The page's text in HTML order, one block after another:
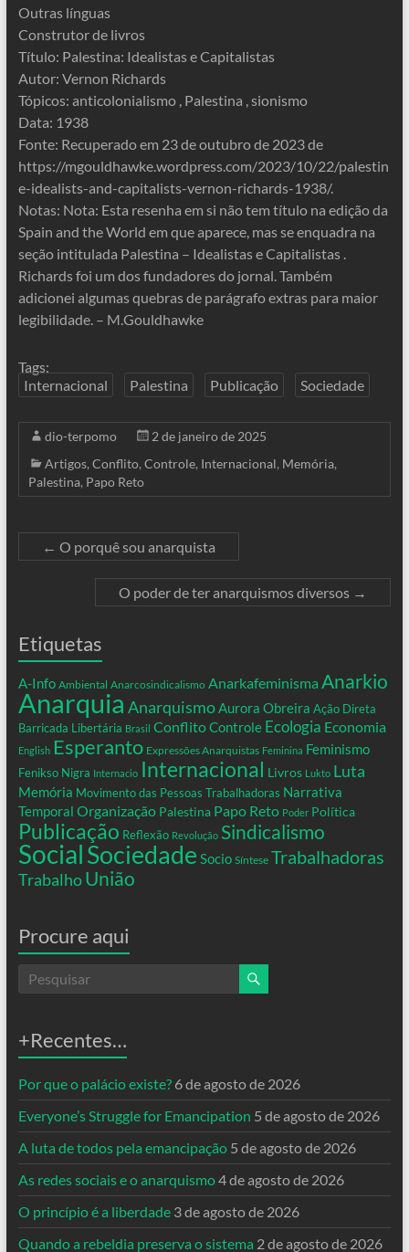
Outras línguas
Construtor de livros
Título: Palestina: Idealistas e Capitalistas
Autor: Vernon Richards
Tópicos: anticolonialismo , Palestina , sionismo
Data: 1938
Fonte: Recuperado em 23 de outubro de 2023 de
https://mgouldhawke.wordpress.com/2023/10/22/palestin
e-idealists-and-capitalists-vernon-richards-1938/.
Notas: Nota: Esta resenha em si não tem título na edição da
Spain and the World em que aparece, mas se enquadra na
seção intitulada Palestina – Idealistas e Capitalistas .
Richards foi um dos fundadores do jornal. Também
adicionei algumas quebras de parágrafo extras para maior
legibilidade. – M.Gouldhawke
Tags:
Internacional
Palestina Publicação Sociedade
dio-terpomo
2 de janeiro de 2025
Artigos, Conflito, Controle, Internacional, Memória,
Palestina, Papo Reto
← O porquê sou anarquista
O poder de ter anarquismos diversos →
Etiquetas
A-Info Ambiental Anarcosindicalismo Anarkafeminisma Anarkio
Anarquia AnarquismoAurora Obreira Ação Direta
Barricada Libertária Brasil ConflitoControle Ecologia Economia
English Esperanto Expressões Anarquistas Feminina Feminismo
Fenikso Nigra Internacio Internacional Livros Lukto Luta
Memória Movimento das Pessoas Trabalhadoras Narrativa
Temporal Organização Palestina Papo Reto Poder Política
Publicação Reflexão Revolução Sindicalismo
SocialSociedade Socio Síntese Trabalhadoras
Trabalho União
Procure aqui
+Recentes…
Por que o palácio existe? 6 de agosto de 2026
Everyone’s Struggle for Emancipation 5 de agosto de 2026
A luta de todos pela emancipação 5 de agosto de 2026
As redes sociais e o anarquismo4 de agosto de 2026
O princípio é a liberdade 3 de agosto de 2026
Quando a rebeldia preserva o sistema 2 de agosto de 2026